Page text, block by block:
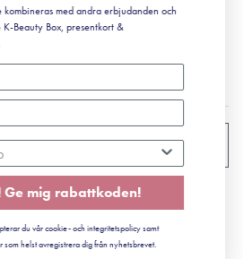
SVERIGE
Storstrømsvej 42, 6715 Esbjerg N
med andra erbjudanden och
Beauty Box, presentkort &
Ge mig rabattkoden!
du vår cookie- och integritetspolicy samt
som helst avregistrera dig från nyhetsbrevet.